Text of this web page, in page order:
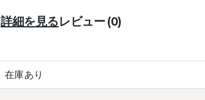
詳細を見るレビュー (0)
在庫あり